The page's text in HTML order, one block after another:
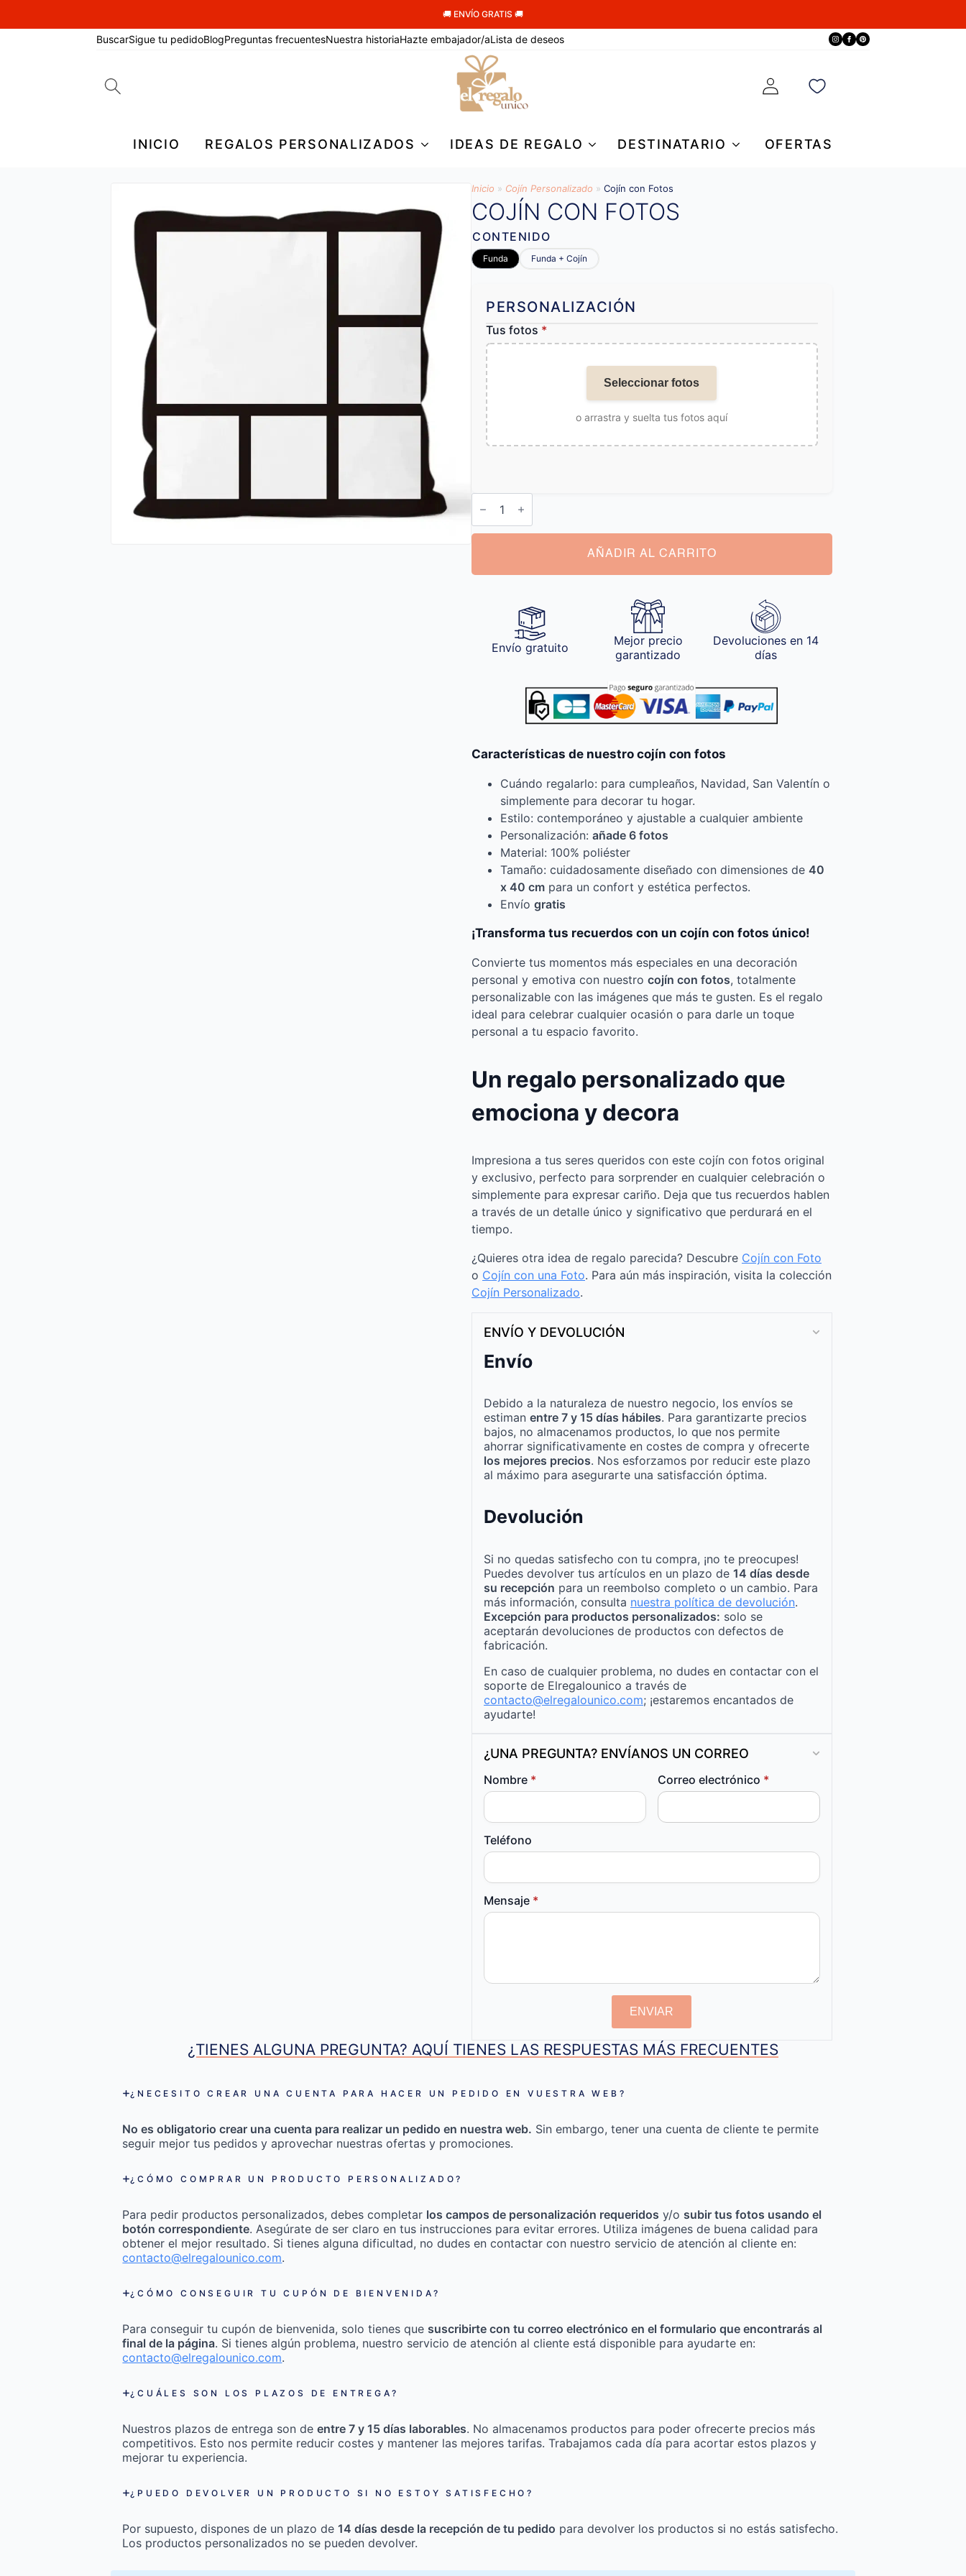
🚚 ENVÍO GRATIS 🚚
BuscarSigue tu pedidoBlogPreguntas frecuentesNuestra historiaHazte embajador/aLista de deseos
INICIO REGALOS PERSONALIZADOS IDEAS DE REGALO DESTINATARIO OFERTAS
Inicio » Cojín Personalizado » Cojín con Fotos
COJÍN CON FOTOS
CONTENIDO
Funda Funda + Cojín
PERSONALIZACIÓN
Tus fotos *
Seleccionar fotos
o arrastra y suelta tus fotos aquí
Cojín
con
cantidad
AÑADIR AL CARRITO
Envío gratuito
Mejor precio
garantizado
Devoluciones en 14
días
Características de nuestro cojín con fotos
Cuándo regalarlo: para cumpleaños, Navidad, San Valentín o
simplemente para decorar tu hogar.
Estilo: contemporáneo y ajustable a cualquier ambiente
Personalización: añade 6 fotos
Material: 100% poliéster
Tamaño: cuidadosamente diseñado con dimensiones de 40
x 40 cm para un confort y estética perfectos.
Envío gratis
¡Transforma tus recuerdos con un cojín con fotos único!
Convierte tus momentos más especiales en una decoración
personal y emotiva con nuestro cojín con fotos, totalmente
personalizable con las imágenes que más te gusten. Es el regalo
ideal para celebrar cualquier ocasión o para darle un toque
personal a tu espacio favorito.
Un regalo personalizado que
emociona y decora
Impresiona a tus seres queridos con este cojín con fotos original
y exclusivo, perfecto para sorprender en cualquier celebración o
simplemente para expresar cariño. Deja que tus recuerdos hablen
a través de un detalle único y significativo que perdurará en el
tiempo.
¿Quieres otra idea de regalo parecida? Descubre Cojín con Foto
o Cojín con una Foto. Para aún más inspiración, visita la colección
Cojín Personalizado.
ENVÍO Y DEVOLUCIÓN
Envío
Debido a la naturaleza de nuestro negocio, los envíos se
estiman entre 7 y 15 días hábiles. Para garantizarte precios
bajos, no almacenamos productos, lo que nos permite
ahorrar significativamente en costes de compra y ofrecerte
los mejores precios. Nos esforzamos por reducir este plazo
al máximo para asegurarte una satisfacción óptima.
Devolución
Si no quedas satisfecho con tu compra, ¡no te preocupes!
Puedes devolver tus artículos en un plazo de 14 días desde
su recepción para un reembolso completo o un cambio. Para
más información, consulta nuestra política de devolución.
Excepción para productos personalizados: solo se
aceptarán devoluciones de productos con defectos de
fabricación.
En caso de cualquier problema, no dudes en contactar con el
soporte de Elregalounico a través de
contacto@elregalounico.com; ¡estaremos encantados de
ayudarte!
¿UNA PREGUNTA? ENVÍANOS UN CORREO
Nombre * Correo electrónico *
Teléfono
Mensaje *
ENVIAR
¿TIENES ALGUNA PREGUNTA? AQUÍ TIENES LAS RESPUESTAS MÁS FRECUENTES
¿NECESITO CREAR UNA CUENTA PARA HACER UN PEDIDO EN VUESTRA WEB?
No es obligatorio crear una cuenta para realizar un pedido en nuestra web. Sin embargo, tener una cuenta de cliente te permite
seguir mejor tus pedidos y aprovechar nuestras ofertas y promociones.
¿CÓMO COMPRAR UN PRODUCTO PERSONALIZADO?
Para pedir productos personalizados, debes completar los campos de personalización requeridos y/o subir tus fotos usando el
botón correspondiente. Asegúrate de ser claro en tus instrucciones para evitar errores. Utiliza imágenes de buena calidad para
obtener el mejor resultado. Si tienes alguna dificultad, no dudes en contactar con nuestro servicio de atención al cliente en:
contacto@elregalounico.com.
¿CÓMO CONSEGUIR TU CUPÓN DE BIENVENIDA?
Para conseguir tu cupón de bienvenida, solo tienes que suscribirte con tu correo electrónico en el formulario que encontrarás al
final de la página. Si tienes algún problema, nuestro servicio de atención al cliente está disponible para ayudarte en:
contacto@elregalounico.com.
¿CUÁLES SON LOS PLAZOS DE ENTREGA?
Nuestros plazos de entrega son deentre 7 y 15 días laborables. No almacenamos productos para poder ofrecerte precios más
competitivos. Esto nos permite reducir costes y mantener las mejores tarifas. Trabajamos cada día para acortar estos plazos y
mejorar tu experiencia.
¿PUEDO DEVOLVER UN PRODUCTO SI NO ESTOY SATISFECHO?
Por supuesto, dispones de un plazo de14 días desde la recepción de tu pedido para devolver los productos si no estás satisfecho.
Los productos personalizados no se pueden devolver.